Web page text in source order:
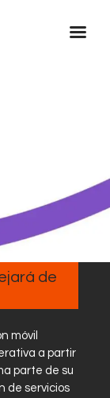
de
móvil
a partir
parte de su
de servicios